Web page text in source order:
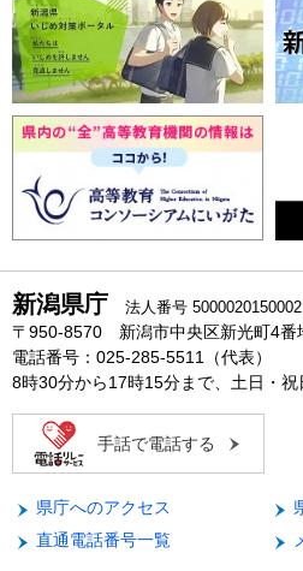
新潟県庁 法人番号 5000020150002
〒950-8570 新潟市中央区新光町4番
電話番号：025-285-5511（代表）
8時30分から17時15分まで、土日・祝
手話で電話する
県庁へのアクセス
直通電話番号一覧